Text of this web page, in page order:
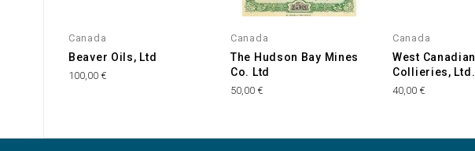
Canada
Beaver Oils, Ltd
100,00 €
Canada
The Hudson Bay Mines
Co. Ltd
50,00 €
Canada
West Canadian
Collieries, Ltd.
40,00 €